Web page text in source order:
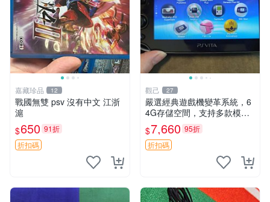
嘉藏珍品 12
戰國無雙 psv 沒有中文 江浙
滬
$650 91折
折扣碼
觀己 27
嚴選經典遊戲機變革系統，6
4G存儲空間，支持多款模擬
器享受懷舊樂趣 黑店版 PSV
游戲 模擬器
$7,660 95折
折扣碼